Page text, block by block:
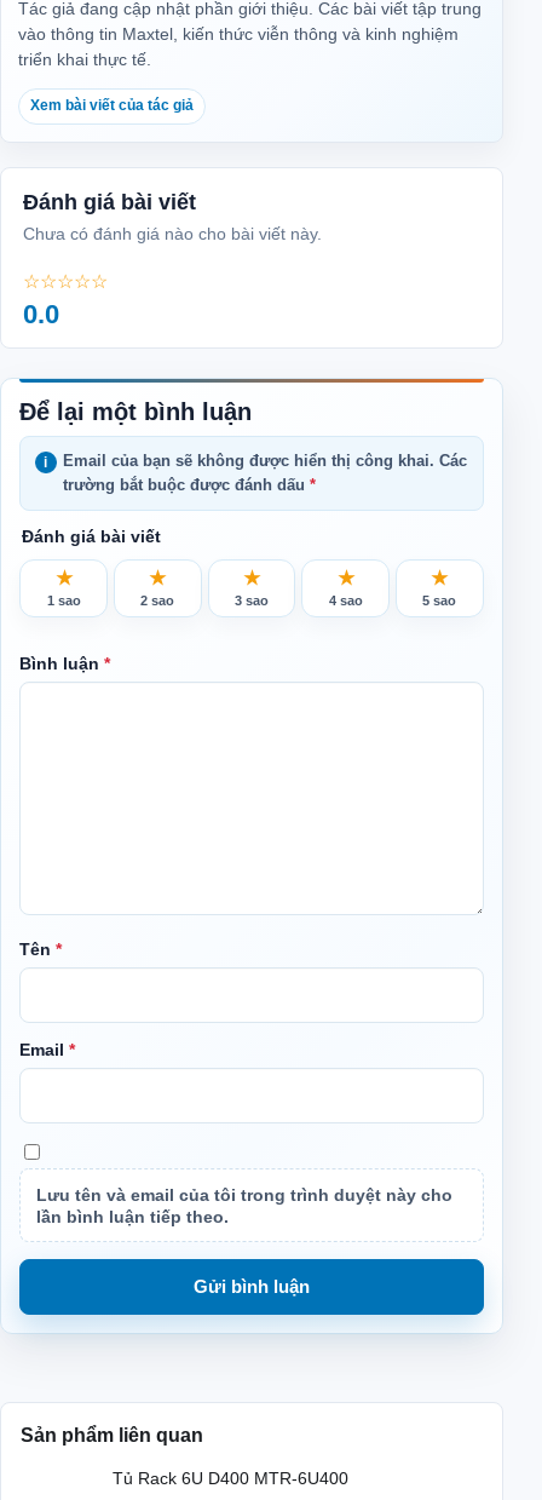
Tác giả đang cập nhật phần giới thiệu. Các bài viết tập trung
vào thông tin Maxtel, kiến thức viễn thông và kinh nghiệm
triển khai thực tế.
Xem bài viết của tác giả
Đánh giá bài viết
Chưa có đánh giá nào cho bài viết này.
☆☆☆☆☆
0.0
Để lại một bình luận
Email của bạn sẽ không được hiển thị công khai. Các
trường bắt buộc được đánh dấu *
Đánh giá bài viết
★
1 sao
★
2 sao
★
3 sao
★
4 sao
★
5 sao
Bình luận*
Tên*
Email*
Lưu tên và email của tôi trong trình duyệt này cho
lần bình luận tiếp theo.
Sản phẩm liên quan
Tủ Rack 6U D400 MTR-6U400